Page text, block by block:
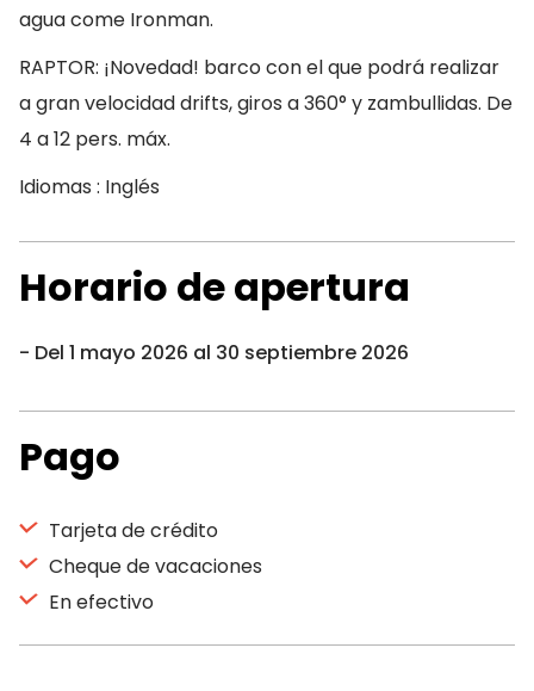
agua come Ironman.
RAPTOR: ¡Novedad! barco con el que podrá realizar
a gran velocidad drifts, giros a 360° y zambullidas. De
4 a 12 pers. máx.
Idiomas : Inglés
Horario de apertura
Del 1 mayo 2026 al 30 septiembre 2026
Pago
Tarjeta de crédito
Cheque de vacaciones
En efectivo